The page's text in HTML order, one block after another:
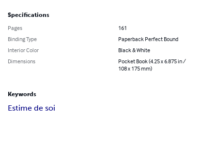
Specifications
Pages
161
Binding Type
Paperback Perfect Bound
Interior Color
Black & White
Dimensions
Pocket Book (4.25 x 6.875 in /
108 x 175 mm)
Keywords
Estime de soi